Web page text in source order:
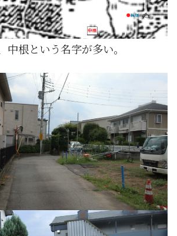
中根という名字が多い。